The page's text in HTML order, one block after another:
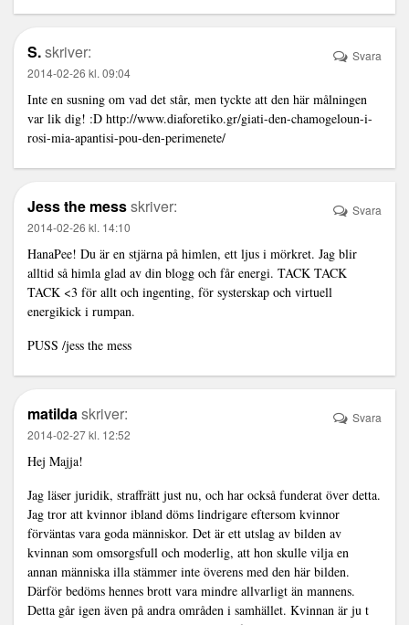
S.skriver:
2014-02-26 kl. 09:04
Inte en susning om vad det står, men tyckte att den här målningen
var lik dig! :D http://www.diaforetiko.gr/giati-den-chamogeloun-i-
rosi-mia-apantisi-pou-den-perimenete/
Svara
Jess the messskriver:
2014-02-26 kl. 14:10
HanaPee! Du är en stjärna på himlen, ett ljus i mörkret. Jag blir
alltid så himla glad av din blogg och får energi. TACK TACK
TACK <3 för allt och ingenting, för systerskap och virtuell
energikick i rumpan.
PUSS /jess the mess
Svara
matildaskriver:
2014-02-27 kl. 12:52
Hej Majja!
Jag läser juridik, straffrätt just nu, och har också funderat över detta.
Jag tror att kvinnor ibland döms lindrigare eftersom kvinnor
förväntas vara goda människor. Det är ett utslag av bilden av
kvinnan som omsorgsfull och moderlig, att hon skulle vilja en
annan människa illa stämmer inte överens med den här bilden.
Därför bedöms hennes brott vara mindre allvarligt än mannens.
Detta går igen även på andra områden i samhället. Kvinnan är ju t
Svara